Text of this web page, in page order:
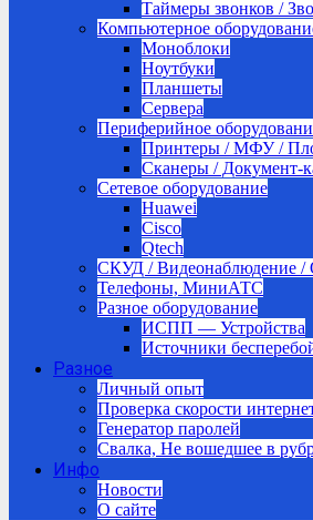
Таймеры звонков /
Компьютерное
Моноблоки
Ноутбуки
Планшеты
Сервера
Периферийное
Принтеры / МФУ /
Сканеры / Документ-
Сетевое оборудование
Huawei
Cisco
Qtech
СКУД / Видеонаблюдение /
Телефоны, МиниАТС
Разное оборудование
ИСПП — Устройства
Источники
Разное
Личный опыт
Проверка скорости
Генератор паролей
Свалка, Не вошедшее в
Инфо
Новости
О сайте